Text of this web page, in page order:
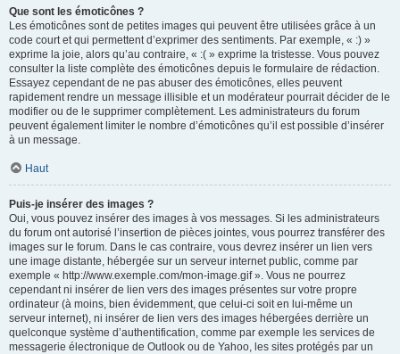
Que sont les émoticônes ?
Les émoticônes sont de petites images qui peuvent être utilisées grâce à un
code court et qui permettent d’exprimer des sentiments. Par exemple, « :) »
exprime la joie, alors qu’au contraire, « :( » exprime la tristesse. Vous pouvez
consulter la liste complète des émoticônes depuis le formulaire de rédaction.
Essayez cependant de ne pas abuser des émoticônes, elles peuvent
rapidement rendre un message illisible et un modérateur pourrait décider de le
modifier ou de le supprimer complètement. Les administrateurs du forum
peuvent également limiter le nombre d’émoticônes qu’il est possible d’insérer
à un message.
Haut
Puis-je insérer des images ?
Oui, vous pouvez insérer des images à vos messages. Si les administrateurs
du forum ont autorisé l’insertion de pièces jointes, vous pourrez transférer des
images sur le forum. Dans le cas contraire, vous devrez insérer un lien vers
une image distante, hébergée sur un serveur internet public, comme par
exemple « http://www.exemple.com/mon-image.gif ». Vous ne pourrez
cependant ni insérer de lien vers des images présentes sur votre propre
ordinateur (à moins, bien évidemment, que celui-ci soit en lui-même un
serveur internet), ni insérer de lien vers des images hébergées derrière un
quelconque système d’authentification, comme par exemple les services de
messagerie électronique de Outlook ou de Yahoo, les sites protégés par un